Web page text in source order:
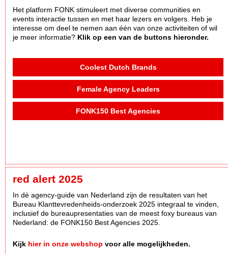
Het platform FONK stimuleert met diverse communities en
events interactie tussen en met haar lezers en volgers. Heb je
interesse om deel te nemen aan één van onze activiteiten of wil
je meer informatie? Klik op een van de buttons hieronder.
Coolest Dutch Brands
Female Agency Leaders
FONK150 Best Agencies
red alert 2025
In dè agency-guide van Nederland zijn de resultaten van het
Bureau Klanttevredenheids-onderzoek 2025 integraal te vinden,
inclusief de bureaupresentaties van de meest foxy bureaus van
Nederland: de FONK150 Best Agencies 2025.
Kijk hier in onze webshop voor alle mogelijkheden.